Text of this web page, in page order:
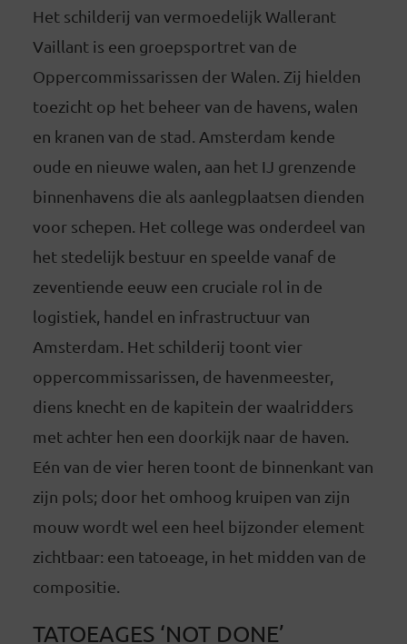
Het schilderij van vermoedelijk Wallerant
Vaillant is een groepsportret van de
Oppercommissarissen der Walen. Zij hielden
toezicht op het beheer van de havens, walen
en kranen van de stad. Amsterdam kende
oude en nieuwe walen, aan het IJ grenzende
binnenhavens die als aanlegplaatsen dienden
voor schepen. Het college was onderdeel van
het stedelijk bestuur en speelde vanaf de
zeventiende eeuw een cruciale rol in de
logistiek, handel en infrastructuur van
Amsterdam. Het schilderij toont vier
oppercommissarissen, de havenmeester,
diens knecht en de kapitein der waalridders
met achter hen een doorkijk naar de haven.
Eén van de vier heren toont de binnenkant van
zijn pols; door het omhoog kruipen van zijn
mouw wordt wel een heel bijzonder element
zichtbaar: een tatoeage, in het midden van de
compositie.
TATOEAGES ‘NOT DONE’